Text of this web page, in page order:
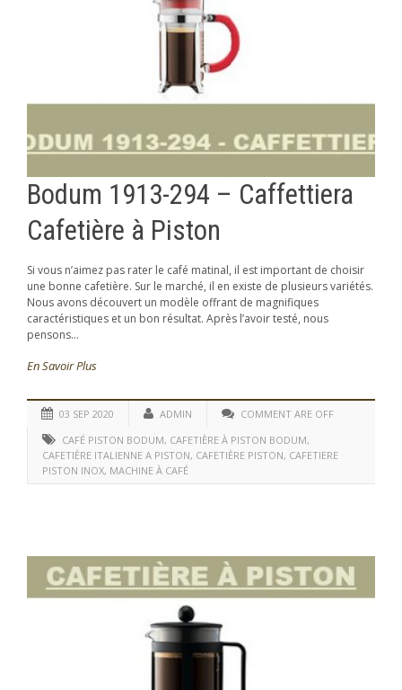
Bodum 1913-294 – Caffettiera
Cafetière à Piston
Si vous n’aimez pas rater le café matinal, il est important de choisir
une bonne cafetière. Sur le marché, il en existe de plusieurs variétés.
Nous avons découvert un modèle offrant de magnifiques
caractéristiques et un bon résultat. Après l’avoir testé, nous
pensons...
En Savoir Plus
03 SEP 2020 ADMIN
COMMENT ARE OFF
CAFÉ PISTON BODUM, CAFETIÈRE À PISTON BODUM,
CAFETIÈRE ITALIENNE A PISTON, CAFETIÈRE PISTON, CAFETIERE
PISTON INOX, MACHINE À CAFÉ